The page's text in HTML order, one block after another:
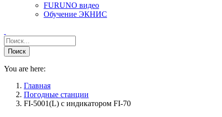
FURUNO видео
Обучение ЭКНИС
You are here:
Главная
Погодные станции
FI-5001(L) c индикатором FI-70